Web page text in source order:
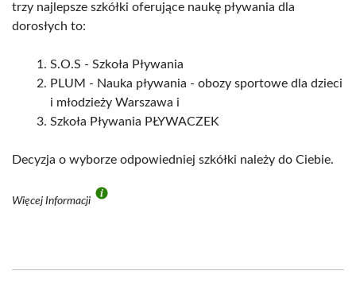
trzy najlepsze szkółki oferujące naukę pływania dla
dorosłych to:
S.O.S - Szkoła Pływania
PLUM - Nauka pływania - obozy sportowe dla dzieci
i młodzieży Warszawa i
Szkoła Pływania PŁYWACZEK
Decyzja o wyborze odpowiedniej szkółki należy do Ciebie.
Więcej Informacji